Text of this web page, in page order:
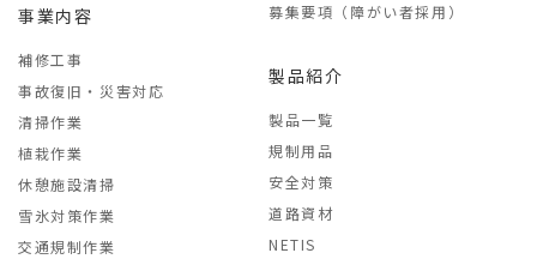
事業内容
補修工事
事故復旧・災害対応
清掃作業
植栽作業
休憩施設清掃
雪氷対策作業
交通規制作業
募集要項（障がい者採用）
製品紹介
製品一覧
規制用品
安全対策
道路資材
NETIS